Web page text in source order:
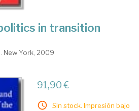
in transition
New York, 2009
91,90 €
Sin stock. Impresión bajo